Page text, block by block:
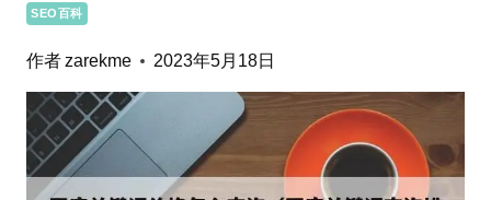
SEO百科
作者zarekme 2023年5月18日